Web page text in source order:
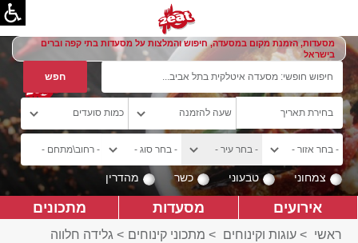
מסעדות, הזמנת מקום במסעדה, חיפוש והמלצות על מסעדות בתי קפה וברים
בישראל
צמחוני טבעוני כשר מהדרין
אירועים מסעדות מתכונים
ראשי > עוגות וקינוחים > מתכוני קינוחים > גלידה חלווה